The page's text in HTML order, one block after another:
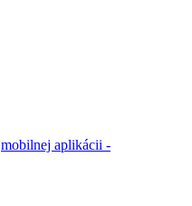
mobilnej aplikácii -